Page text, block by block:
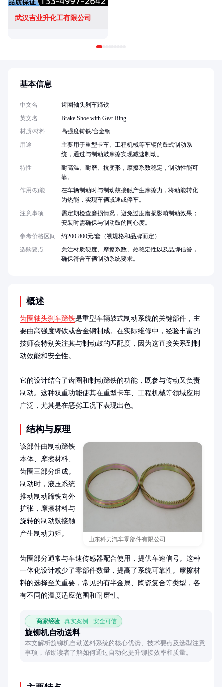
武汉吉业升化工有限公司
概述
齿圈轴头刹车蹄铁是重型车辆鼓式制动系统的关键部件，主
要由高强度铸铁或合金钢制成。在实际维修中，经验丰富的
技师会特别关注其与制动鼓的匹配度，因为这直接关系到制
动效能和安全性。
它的设计结合了齿圈和制动蹄铁的功能，既参与传动又负责
制动。这种双重功能使其在重型卡车、工程机械等领域应用
广泛，尤其是在恶劣工况下表现出色。
结构与原理
山东科力汽车零部件有限公司
该部件由制动蹄铁
本体、摩擦材料、
齿圈三部分组成。
制动时，液压系统
推动制动蹄铁向外
扩张，摩擦材料与
旋转的制动鼓接触
产生制动力矩。
齿圈部分通常与车速传感器配合使用，提供车速信号。这种
一体化设计减少了零部件数量，提高了系统可靠性。摩擦材
料的选择至关重要，常见的有半金属、陶瓷复合等类型，各
有不同的温度适应范围和耐磨性。
商家经验 真实案例 · 安全可信
旋铆机自动送料
本文解析旋铆机自动送料系统的核心优势、技术要点及选型注意
事项，帮助读者了解如何通过自动化提升铆接效率和质量。
基本信息
中文名
齿圈轴头刹车蹄铁
英文名
Brake Shoe with Gear Ring
材质/材料
高强度铸铁/合金钢
用途
主要用于重型卡车、工程机械等车辆的鼓式制动系
统，通过与制动鼓摩擦实现减速制动。
特性
耐高温、耐磨、抗变形，摩擦系数稳定，制动性能可
靠。
作用/功能
在车辆制动时与制动鼓接触产生摩擦力，将动能转化
为热能，实现车辆减速或停车。
注意事项
需定期检查磨损情况，避免过度磨损影响制动效果；
安装时需确保与制动鼓的同心度。
参考价格区间
约200-800元/套（视规格和品牌而定）
选购要点
关注材质硬度、摩擦系数、热稳定性以及品牌信誉，
确保符合车辆制动系统要求。